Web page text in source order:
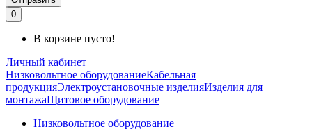
0
В корзине пусто!
Личный кабинет
Низковольтное оборудованиеКабельная
продукцияЭлектроустановочные изделияИзделия для
монтажаЩитовое оборудование
Низковольтное оборудование